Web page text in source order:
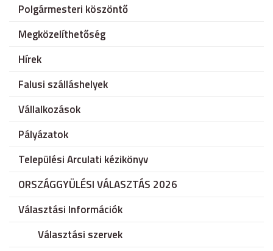
Polgármesteri köszöntő
Megközelíthetőség
Hírek
Falusi szálláshelyek
Vállalkozások
Pályázatok
Települési Arculati kézikönyv
ORSZÁGGYÜLÉSI VÁLASZTÁS 2026
Választási Információk
Választási szervek